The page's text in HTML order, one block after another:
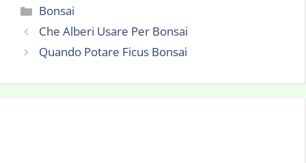
Categorie
Bonsai
Che Alberi Usare Per Bonsai
Quando Potare Ficus Bonsai